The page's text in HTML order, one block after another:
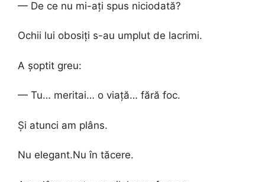
— De ce nu mi-ați spus niciodată?
Ochii lui obosiți s-au umplut de lacrimi.
A șoptit greu:
— Tu… meritai… o viață… fără foc.
Și atunci am plâns.
Nu elegant.Nu în tăcere.